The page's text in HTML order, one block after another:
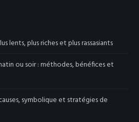
lents, plus riches et plus rassasiants
ou soir : méthodes, bénéfices et
symbolique et stratégies de